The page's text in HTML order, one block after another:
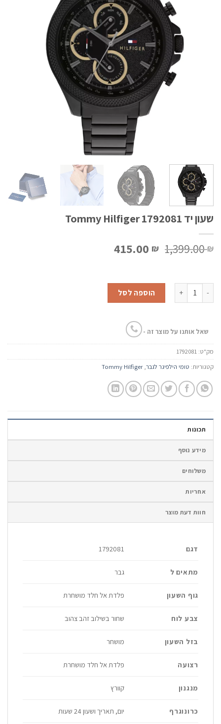
שעון יד Tommy Hilfiger 1792081
1,399.00₪ המחיר
1,399.00 ₪.
415.00 ₪ המחיר
415.00 ₪. כמות של שעון יד Tommy Hilfiger 1792081 הוספה לסל
שאל אותנו על מוצר זה -
מק"ט: 1792081
קטגוריות: טומי הילפיגר לגבר,
Tommy Hilfiger
תכונות
מידע נוסף
משלוחים
אחריות
חוות דעת מוצר
דגם 1792081
מתאים ל גבר
גוף השעון פלדת אל חלד מושחרת
צבע לוח שחור בשילוב זהב צהוב
בזל השעון מושחר
רצועה פלדת אל חלד מושחרת
מנגנון קוורץ
כרונוגרף יום, תאריך ושעון 24 שעות